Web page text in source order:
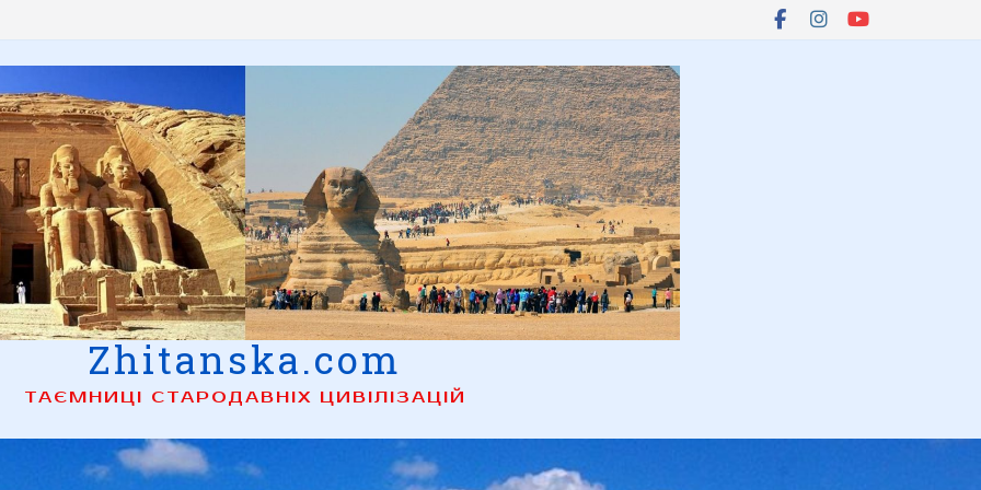
Zhitanska.com
ТАЄМНИЦІ СТАРОДАВНІХ ЦИВІЛІЗАЦІЙ